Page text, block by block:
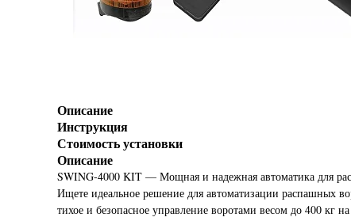
Описание
Инструкция
Стоимость установки
Описание
SWING-4000 KIT — Мощная и надежная автоматика для
Ищете идеальное решение для автоматизации распашных
тихое и безопасное управление воротами весом до 400